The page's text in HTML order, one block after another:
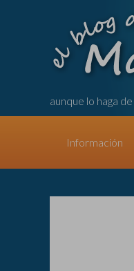
aunque lo haga
Información